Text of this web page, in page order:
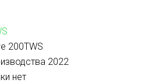
200TWS
2022
нет